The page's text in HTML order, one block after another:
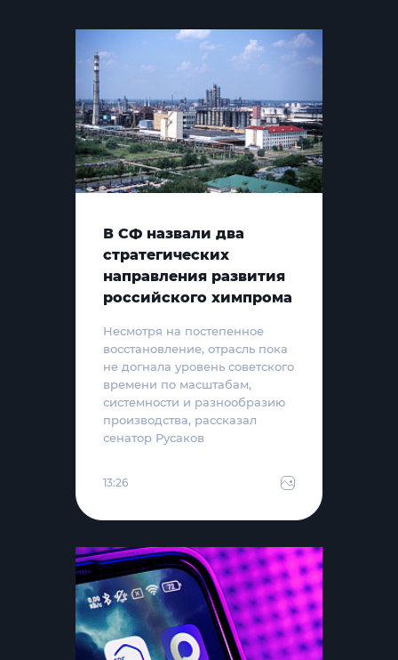
В СФ назвали два
стратегических
направления развития
российского химпрома
Несмотря на постепенное
восстановление, отрасль пока
не догнала уровень советского
времени по масштабам,
системности и разнообразию
производства, рассказал
сенатор Русаков
13:26